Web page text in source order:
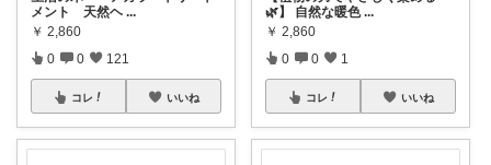
メント 天然ヘ ...
￥ 2,860
0 0 121
コレ いいね
🌿】 自然な暖色 ...
￥ 2,860
0 0 1
コレ いいね